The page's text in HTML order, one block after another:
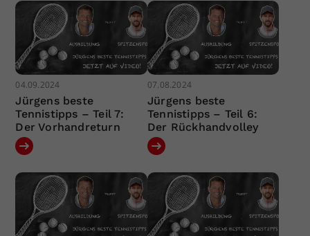
04.09.2024
Jürgens beste
Tennistipps – Teil 7:
Der Vorhandreturn
07.08.2024
Jürgens beste
Tennistipps – Teil 6:
Der Rückhandvolley